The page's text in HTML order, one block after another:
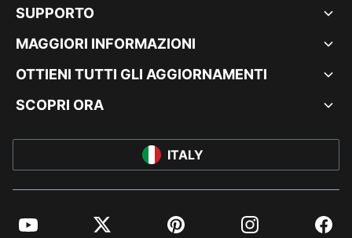
SUPPORTO
MAGGIORI INFORMAZIONI
OTTIENI TUTTI GLI AGGIORNAMENTI
SCOPRI ORA
ITALY
YouTube Twitter Pinterest Instagram